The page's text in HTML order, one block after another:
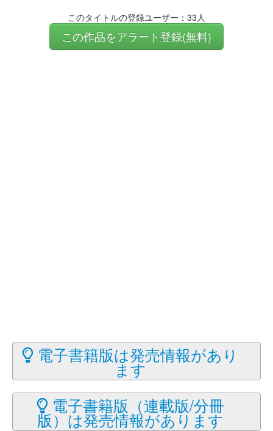
このタイトルの登録ユーザー：33人
この作品をアラート登録(無料)
電子書籍版は発売情報があり
ます
電子書籍版（連載版/分冊
版）は発売情報があります